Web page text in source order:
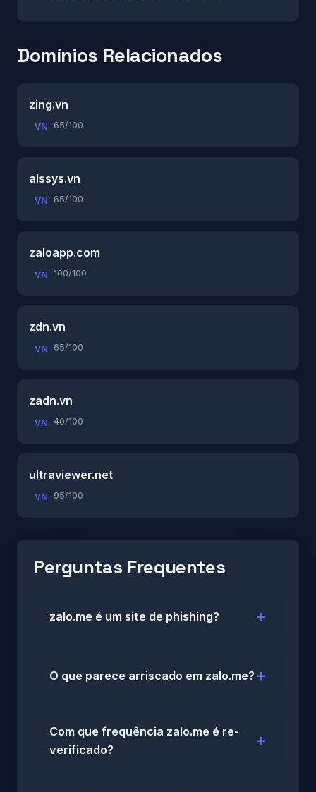
Domínios Relacionados
zing.vn
VN 65/100
alssys.vn
VN 65/100
zaloapp.com
VN 100/100
zdn.vn
VN 65/100
zadn.vn
VN 40/100
ultraviewer.net
VN 95/100
Perguntas Frequentes
zalo.me é um site de phishing?
O que parece arriscado em zalo.me?
Com que frequência zalo.me é re-
verificado?